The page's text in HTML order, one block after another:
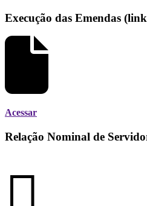
Execução das Emendas
Acessar
Relação Nominal de